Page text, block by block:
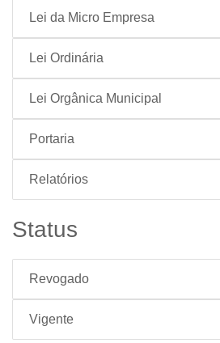
Lei da Micro Empresa
Lei Ordinária
Lei Orgânica Municipal
Portaria
Relatórios
Status
Revogado
Vigente